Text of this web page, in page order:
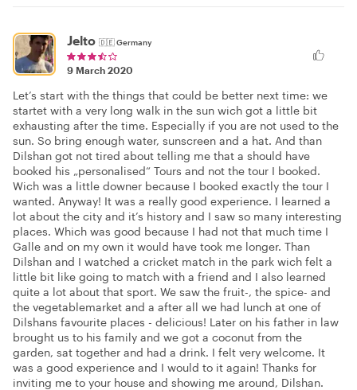
Jelto 🇩🇪Germany
9 March 2020
Let’s start with the things that could be better next time: we
startet with a very long walk in the sun wich got a little bit
exhausting after the time. Especially if you are not used to the
sun. So bring enough water, sunscreen and a hat. And than
Dilshan got not tired about telling me that a should have
booked his „personalised“ Tours and not the tour I booked.
Wich was a little downer because I booked exactly the tour I
wanted. Anyway! It was a really good experience. I learned a
lot about the city and it’s history and I saw so many interesting
places. Which was good because I had not that much time I
Galle and on my own it would have took me longer. Than
Dilshan and I watched a cricket match in the park wich felt a
little bit like going to match with a friend and I also learned
quite a lot about that sport. We saw the fruit-, the spice- and
the vegetablemarket and a after all we had lunch at one of
Dilshans favourite places - delicious! Later on his father in law
brought us to his family and we got a coconut from the
garden, sat together and had a drink. I felt very welcome. It
was a good experience and I would to it again! Thanks for
inviting me to your house and showing me around, Dilshan.